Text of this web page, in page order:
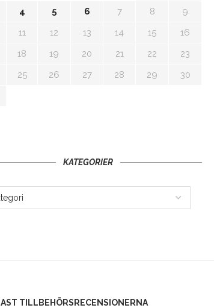
4 5 6 7 8
9
11 12 13 14 15
16
18 19 20 21 22
23
25 26 27 28 29
30
KATEGORIER
TILLBEHÖRSRECENSIONERNA